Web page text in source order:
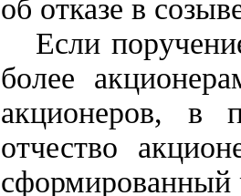
об отказе в
Если
более
акционеров, в
отчество
сформированный